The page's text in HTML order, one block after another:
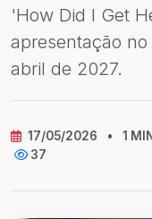
'How Did I Get
apresentação
abril de 2027.
17/05/2026 • 1
37